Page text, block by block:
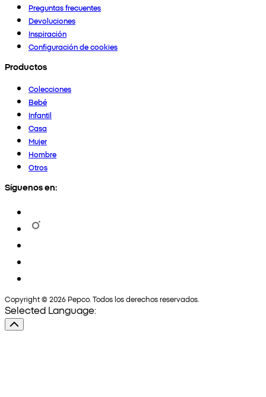
Preguntas frecuentes
Devoluciones
Inspiración
Configuración de cookies
Productos
Colecciones
Bebé
Infantil
Casa
Mujer
Hombre
Otros
Síguenos en:
Copyright © 2026 Pepco. Todos los derechos reservados.
Selected Language: